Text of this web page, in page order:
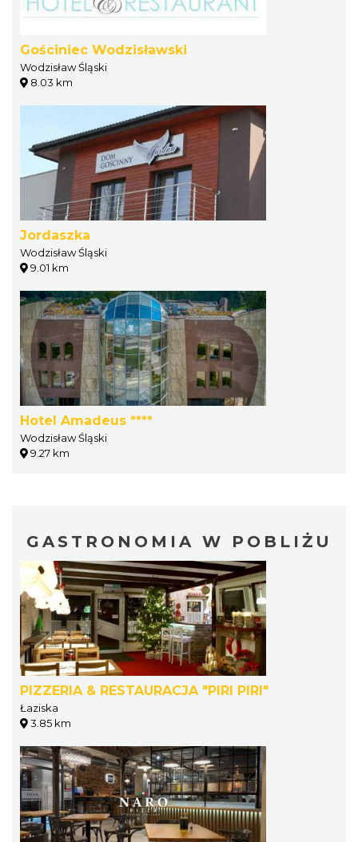
Gościniec Wodzisławski
Wodzisław Śląski
8.03 km
Jordaszka
Wodzisław Śląski
9.01 km
Hotel Amadeus ****
Wodzisław Śląski
9.27 km
GASTRONOMIA W POBLIŻU
PIZZERIA & RESTAURACJA "PIRI PIRI"
Łaziska
3.85 km